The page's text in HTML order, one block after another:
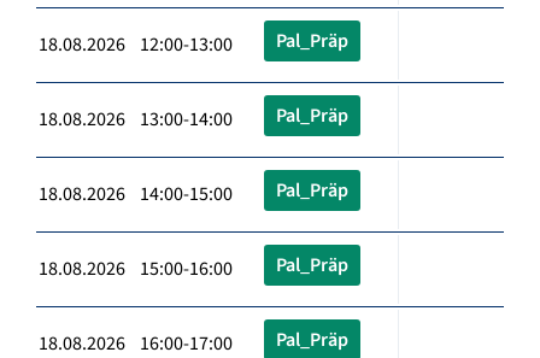
18.08.2026 12:00-13:00 Pal_Präp
18.08.2026 13:00-14:00 Pal_Präp
18.08.2026 14:00-15:00 Pal_Präp
18.08.2026 15:00-16:00 Pal_Präp
18.08.2026 16:00-17:00 Pal_Präp